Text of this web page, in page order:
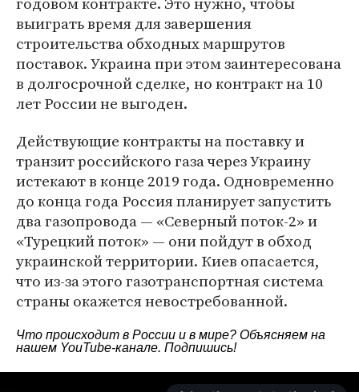
выиграть время для завершения
строительства обходных маршрутов
поставок. Украина при этом заинтересована
в долгосрочной сделке, но контракт на 10
лет России не выгоден.
Действующие контракты на поставку и
транзит российского газа через Украину
истекают в конце 2019 года. Одновременно
до конца года Россия планирует запустить
два газопровода — «Северный поток-2» и
«Турецкий поток» — они пойдут в обход
украинской территории. Киев опасается,
что из-за этого газотранспортная система
страны окажется невостребованной.
Что происходит в России и в мире? Объясняем на
нашем YouTube-канале. Подпишись!